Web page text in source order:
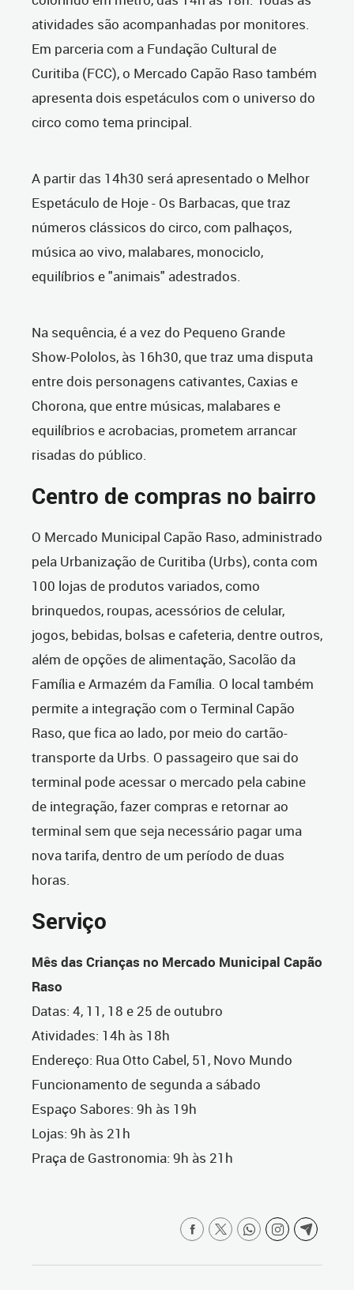
atividades são acompanhadas por monitores.
Em parceria com a Fundação Cultural de
Curitiba (FCC), o Mercado Capão Raso também
apresenta dois espetáculos com o universo do
circo como tema principal.
A partir das 14h30 será apresentado o Melhor
Espetáculo de Hoje - Os Barbacas, que traz
números clássicos do circo, com palhaços,
música ao vivo, malabares, monociclo,
equilíbrios e "animais" adestrados.
Na sequência, é a vez do Pequeno Grande
Show-Pololos, às 16h30, que traz uma disputa
entre dois personagens cativantes, Caxias e
Chorona, que entre músicas, malabares e
equilíbrios e acrobacias, prometem arrancar
risadas do público.
Centro de compras no bairro
O Mercado Municipal Capão Raso, administrado
pela Urbanização de Curitiba (Urbs), conta com
100 lojas de produtos variados, como
brinquedos, roupas, acessórios de celular,
jogos, bebidas, bolsas e cafeteria, dentre outros,
além de opções de alimentação, Sacolão da
Família e Armazém da Família. O local também
permite a integração com o Terminal Capão
Raso, que fica ao lado, por meio do cartão-
transporte da Urbs. O passageiro que sai do
terminal pode acessar o mercado pela cabine
de integração, fazer compras e retornar ao
terminal sem que seja necessário pagar uma
nova tarifa, dentro de um período de duas
horas.
Serviço
Mês das Crianças no Mercado Municipal Capão
Raso
Datas: 4, 11, 18 e 25 de outubro
Atividades: 14h às 18h
Endereço: Rua Otto Cabel, 51, Novo Mundo
Funcionamento de segunda a sábado
Espaço Sabores: 9h às 19h
Lojas: 9h às 21h
Praça de Gastronomia: 9h às 21h